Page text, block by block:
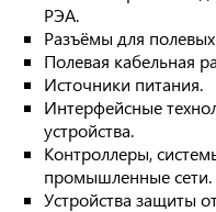
РЭА.
Разъёмы для полевых
Полевая кабельная
Источники питания.
Интерфейсные
устройства.
Контроллеры,
промышленные сети.
Устройства защиты